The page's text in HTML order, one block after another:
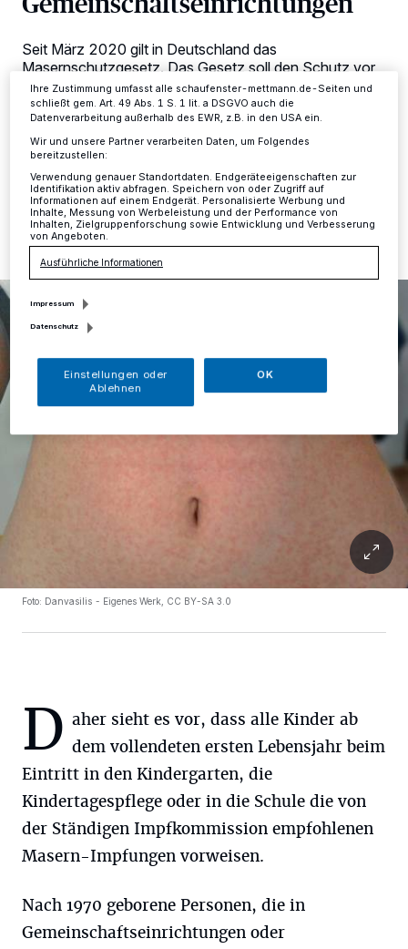
Seit März 2020 gilt in Deutschland das
Masernschutzgesetz. Das Gesetz soll den Schutz vor
Masern in Kindergärten, Schulen und anderen
Gemeinschaftseinrichtungen sowie in medizinischen
Einrichtungen fördern.
08.08.2022 , 09:01 Uhr Eine Minute Lesezeit
Foto: Danvasilis - Eigenes Werk, CC BY-SA 3.0
D aher sieht es vor, dass alle Kinder ab
dem vollendeten ersten Lebensjahr beim
Eintritt in den Kindergarten, die
Kindertagespflege oder in die Schule die von
der Ständigen Impfkommission empfohlenen
Masern-Impfungen vorweisen.
Nach 1970 geborene Personen, die in
Gemeinschaftseinrichtungen oder
dieses Menü jederzeit wieder aufrufen, um Ihre Einstellungen zu
ändern oder Ihre Einwilligung zu widerrufen, indem Sie auf den Link
Ihre Einstellungen gelten innerhalb unseres Website. Weitere
Informationen finden Sie in unserer Datenschutzerklärung.
Ihre Zustimmung umfasst alle schaufenster-mettmann.de-Seiten und
schließt gem. Art. 49 Abs. 1 S. 1 lit. a DSGVO auch die
Datenverarbeitung außerhalb des EWR, z.B. in den USA ein.
Wir und unsere Partner verarbeiten Daten, um Folgendes
bereitzustellen:
Verwendung genauer Standortdaten. Endgeräteeigenschaften zur
Identifikation aktiv abfragen. Speichern von oder Zugriff auf
Informationen auf einem Endgerät. Personalisierte Werbung und
Inhalte, Messung von Werbeleistung und der Performance von
Inhalten, Zielgruppenforschung sowie Entwicklung und Verbesserung
von Angeboten.
Ausführliche Informationen
Impressum
Datenschutz
Einstellungen oder
Ablehnen
OK